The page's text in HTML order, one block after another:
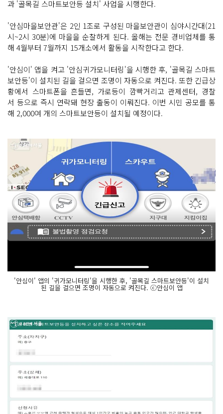
과 '골목길 스마트보안등 설치' 사업을 시행한다.
'안심마을보안관'은 2인 1조로 구성된 마을보안관이 심야시간대(21
시~2시 30분)에 마을을 순찰하게 된다. 올해는 전문 경비업체를 통
해 4월부터 7월까지 15개소에서 활동을 시작한다고 한다.
'안심이' 앱을 켜고 '안심귀가모니터링'을 시행한 후, '골목길 스마트
보안등'이 설치된 길을 걸으면 조명이 자동으로 켜진다. 또한 긴급상
황에서 스마트폰을 흔들면, 가로등이 깜빡거리고 관제센터, 경찰
서 등으로 즉시 연락돼 현장 출동이 이뤄진다. 이번 시민 공모를 통
해 2,000여 개의 스마트보안등이 설치될 예정이다.
'안심이' 앱의 '귀가모니터링'을 시행한 후, '골목길 스마트보안등'이 설치
된 길을 걸으면 조명이 자동으로 켜진다. ⓒ안심이 앱